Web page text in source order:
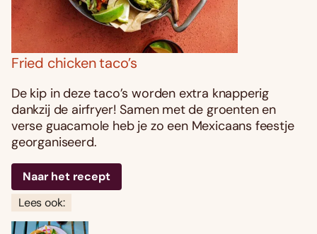
Fried chicken taco’s
De kip in deze taco’s worden extra knapperig
dankzij de airfryer! Samen met de groenten en
verse guacamole heb je zo een Mexicaans feestje
georganiseerd.
Naar het recept
Lees ook: